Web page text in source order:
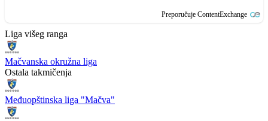
Preporučuje ContentExchange
Liga višeg ranga
Mačvanska okružna liga
Ostala takmičenja
Međuopštinska liga "Mačva"